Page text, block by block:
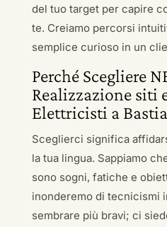
del tuo target per capire
te. Creiamo percorsi
semplice curioso in un
Perché Scegliere
Realizzazione siti
Elettricisti a
Sceglierci significa
la tua lingua. Sappiamo
sono sogni, fatiche e
inonderemo di tecnicismi
sembrare più bravi; ci